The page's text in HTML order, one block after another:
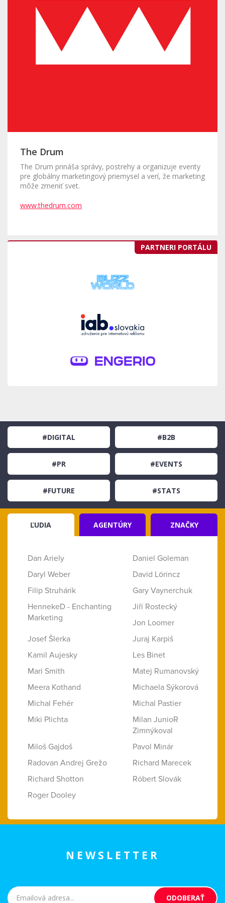
The Drum
The Drum prináša správy, postrehy a organizuje eventy
pre globálny marketingový priemysel a verí, že marketing
môže zmeniť svet.
www.thedrum.com
PARTNERI PORTÁLU
#DIGITAL #B2B
#PR #EVENTS
#FUTURE #STATS
ĽUDIA AGENTÚRY ZNAČKY
Dan Ariely
Daniel Goleman
Daryl Weber
David Lörincz
Filip Struhárik
Gary Vaynerchuk
HennekeD - Enchanting
Marketing
Jiří Rostecký
Jon Loomer
Josef Šlerka
Juraj Karpiš
Kamil Aujesky
Les Binet
Mari Smith
Matej Rumanovský
Meera Kothand
Michaela Sýkorová
Michal Fehér
Michal Pastier
Miki Plichta
Milan JunioR
Zimnýkoval
Miloš Gajdoš
Pavol Minár
Radovan Andrej Grežo
Richard Marecek
Richard Shotton
Róbert Slovák
Roger Dooley
NEWSLETTER